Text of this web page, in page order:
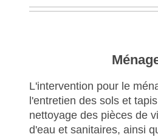
L'intervention pour le
l'entretien des sols et
nettoyage des pièces de
d'eau et sanitaires, ainsi